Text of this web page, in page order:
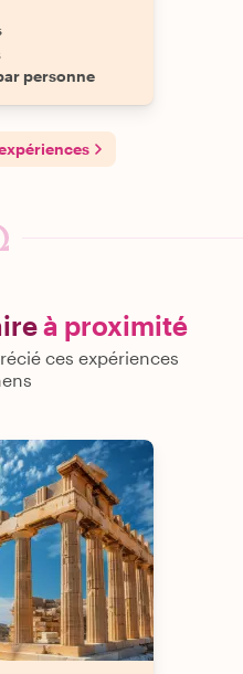
personne
à proximité
ces expériences